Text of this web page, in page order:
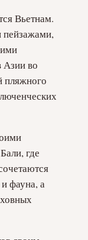
Вьетнам.
пейзажами,
Азии во
пляжного
где
фауна, а